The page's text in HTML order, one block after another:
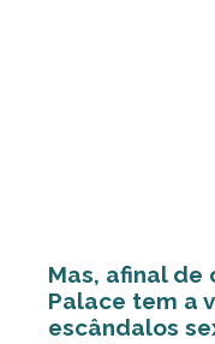
Mas, afinal de
Palace tem a
escândalos